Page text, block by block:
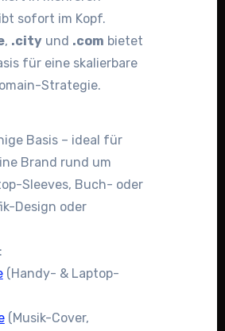
sofort im Kopf.
, .cityund .com bietet
für eine skalierbare
Strategie.
Basis – ideal für
Brand rund um
Sleeves, Buch- oder
Design oder
(Handy- & Laptop-
(Musik-Cover,